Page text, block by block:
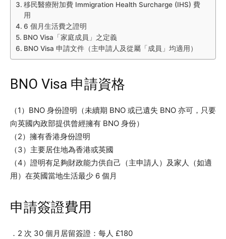
移民醫療附加費 Immigration Health Surcharge (IHS) 費
用
6 個月生活費之證明
BNO Visa「家庭成員」之定義
BNO Visa 申請文件（主申請人及從屬「成員」均適用）
BNO Visa 申請資格
（1）BNO 身份證明（未續期 BNO 或已遺失 BNO 亦可，只要
向英國內政部提供曾經擁有 BNO 身份）
（2）擁有香港身份證明
（3）主要居住地為香港或英國
（4）證明有足夠財政能力供自己（主申請人）及家人（如適
用）在英國當地生活最少 6 個月
申請簽證費用
．2 次 30 個月居留簽證：每人 £180